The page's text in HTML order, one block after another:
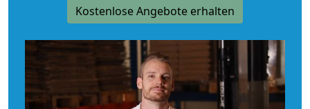
Kostenlose Angebote erhalten